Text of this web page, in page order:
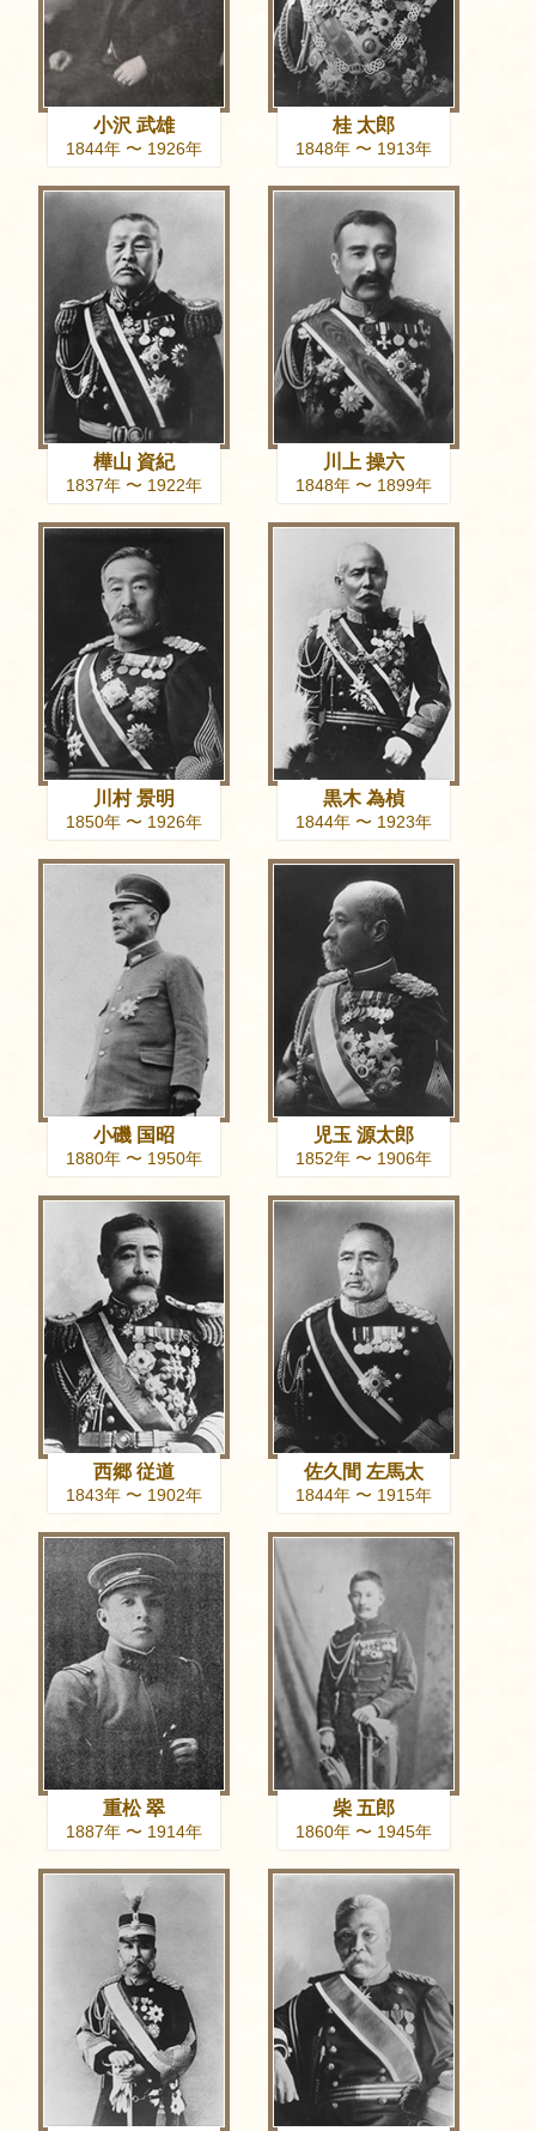
小沢 武雄
1844年 〜 1926年
桂 太郎
1848年 〜 1913年
樺山 資紀
1837年 〜 1922年
川上 操六
1848年 〜 1899年
川村 景明
1850年 〜 1926年
黒木 為楨
1844年 〜 1923年
小磯 国昭
1880年 〜 1950年
児玉 源太郎
1852年 〜 1906年
西郷 従道
1843年 〜 1902年
佐久間 左馬太
1844年 〜 1915年
重松 翠
1887年 〜 1914年
柴 五郎
1860年 〜 1945年